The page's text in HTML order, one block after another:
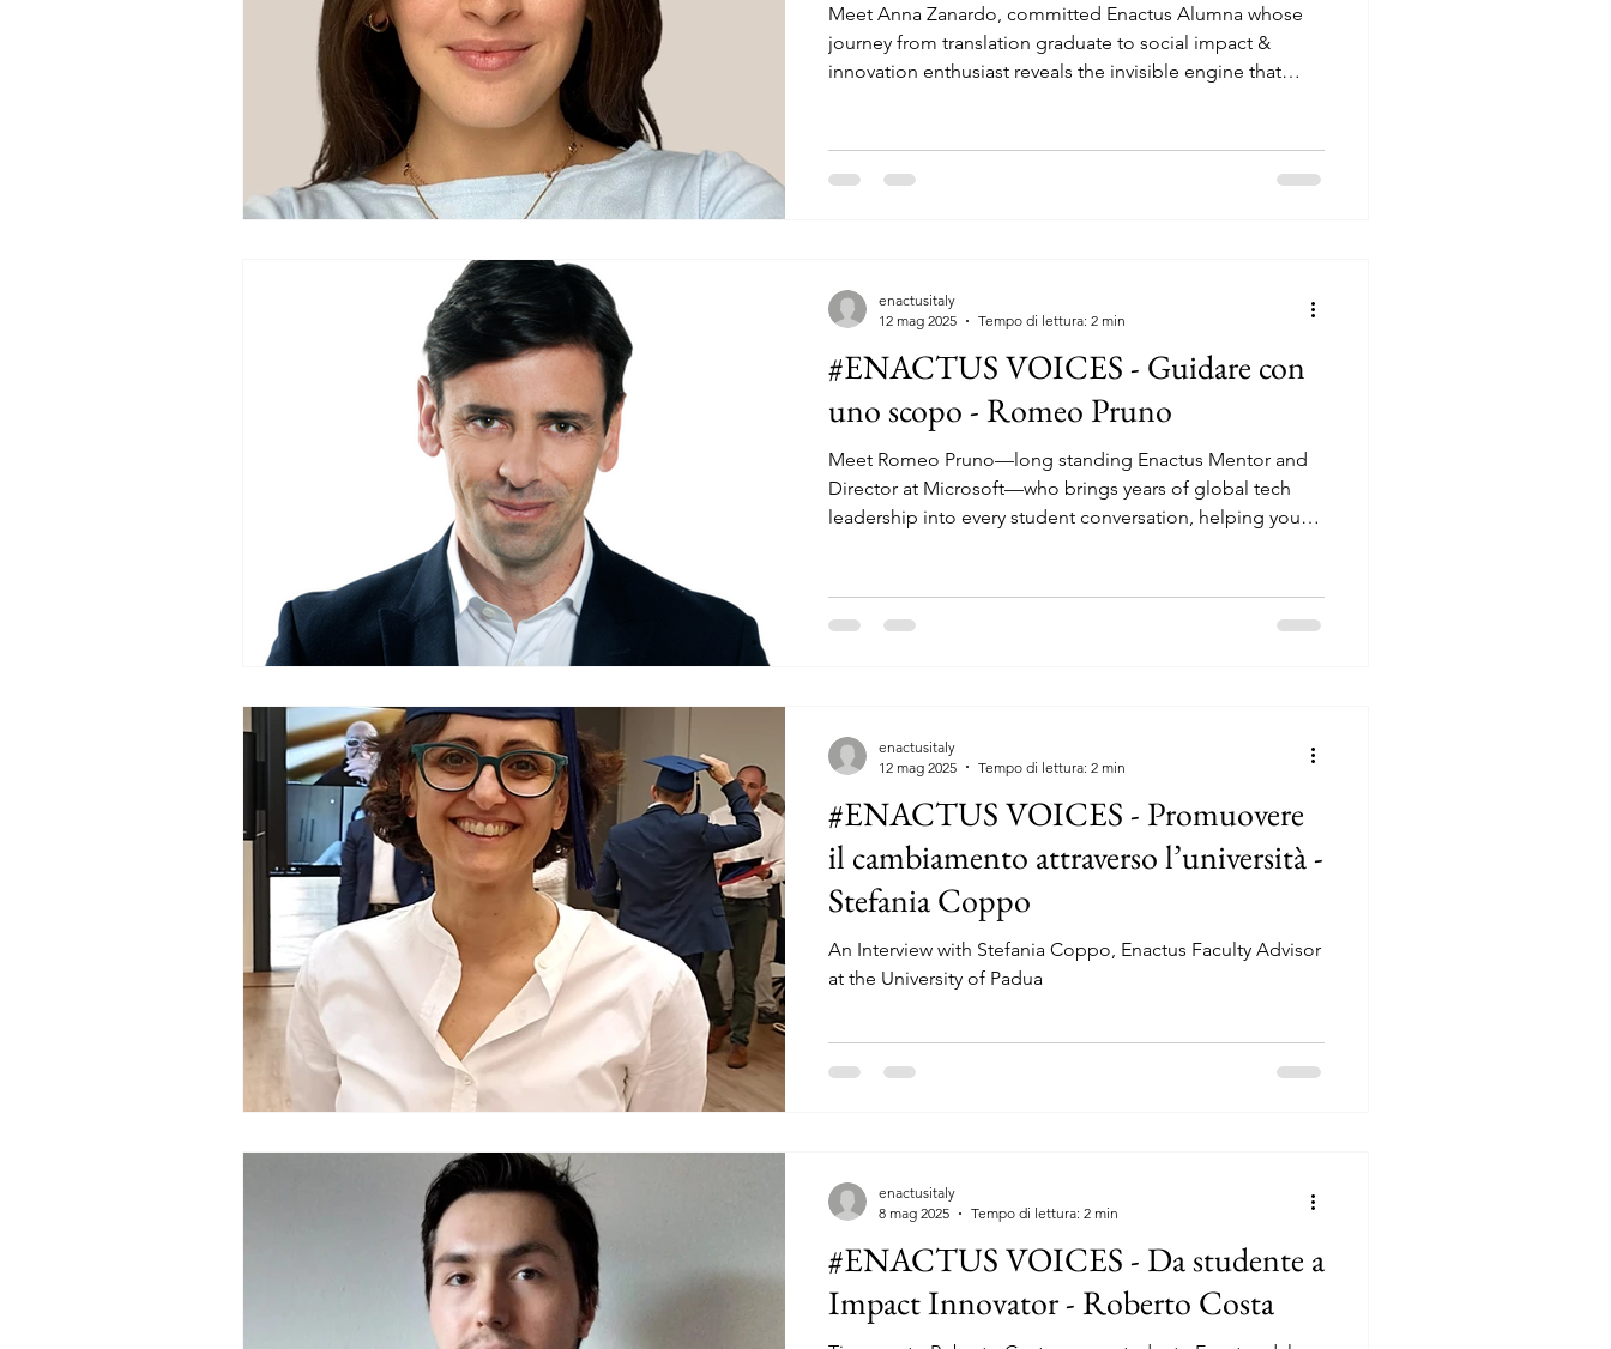
Meet Anna Zanardo, committed Enactus Alumna whose
journey from translation graduate to social impact &
innovation enthusiast reveals the invisible engine that
#ENACTUS VOICES - Guidare con
uno scopo - Romeo Pruno
Meet Romeo Pruno—long standing Enactus Mentor and
Director at Microsoft—who brings years of global tech
leadership into every student conversation, helping young
enactusitaly
12 mag 2025
Tempo di lettura: 2 min
#ENACTUS VOICES - Promuovere
il cambiamento attraverso l’università -
Stefania Coppo
An Interview with Stefania Coppo, Enactus Faculty Advisor
at the University of Padua
enactusitaly
12 mag 2025
Tempo di lettura: 2 min
#ENACTUS VOICES - Da studente a
Impact Innovator - Roberto Costa
enactusitaly
8 mag 2025
Tempo di lettura: 2 min